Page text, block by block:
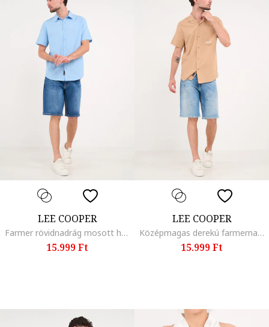
LEE COOPER
Farmer rövidnadrág mosott hatással, Kék
15.999 Ft
LEE COOPER
Középmagas derekú farmernadrág mosott hatással, Világoskék
15.999 Ft